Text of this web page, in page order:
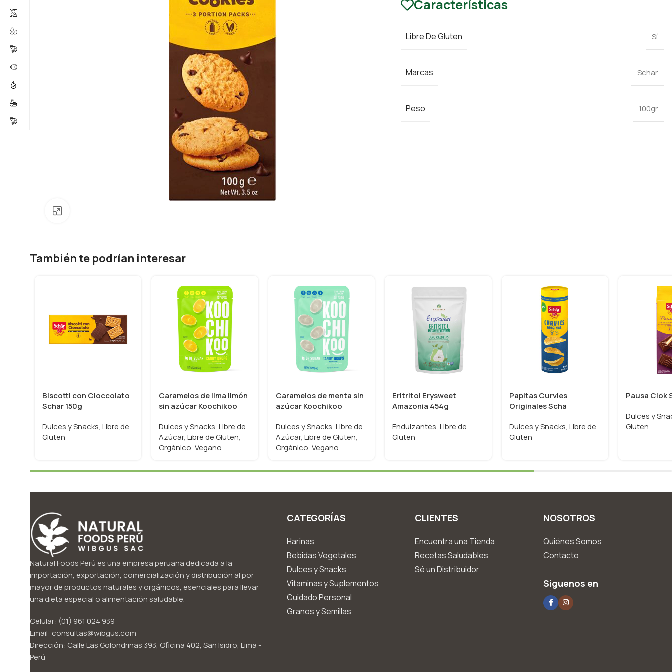
Características
Libre De Gluten Sí
Marcas Schar
Peso 100gr
También te podrían interesar
Biscotti con Cioccolato
Schar 150g
Dulces y Snacks, Libre de
Gluten
Caramelos de lima limón
sin azúcar Koochikoo
Dulces y Snacks, Libre de
Azúcar, Libre de Gluten,
Orgánico, Vegano
Caramelos de menta sin
azúcar Koochikoo
Dulces y Snacks, Libre de
Azúcar, Libre de Gluten,
Orgánico, Vegano
Eritritol Erysweet
Amazonia 454g
Endulzantes, Libre de
Gluten
Papitas Curvies
Originales Scha
Dulces y Snacks, Libre de
Gluten
Pausa Ciok
Dulces y
Gluten
Natural Foods Perú es una empresa peruana dedicada a la
importación, exportación, comercialización y distribución al por
mayor de productos naturales y orgánicos, esenciales para llevar
una dieta especial o alimentación saludable.
Celular: (01) 961 024 939
Email: consultas@wibgus.com
Dirección: Calle Las Golondrinas 393, Oficina 402, San Isidro, Lima -
Perú
CATEGORÍAS
Harinas
Bebidas Vegetales
Dulces y Snacks
Vitaminas y Suplementos
Cuidado Personal
Granos y Semillas
CLIENTES
Encuentra una Tienda
Recetas Saludables
Sé un Distribuidor
NOSOTROS
Quiénes Somos
Contacto
Síguenos en